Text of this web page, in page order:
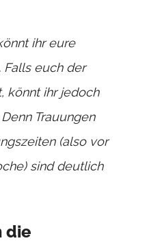
ihr eure
Falls euch der
könnt ihr jedoch
Trauungen
(also vor
sind deutlich
die